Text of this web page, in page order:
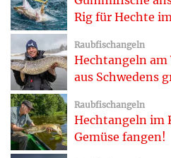
Rig für Hechte
Raubfischangeln
Hechtangeln am
aus Schwedens
Raubfischangeln
Hechtangeln im
Gemüse fangen!